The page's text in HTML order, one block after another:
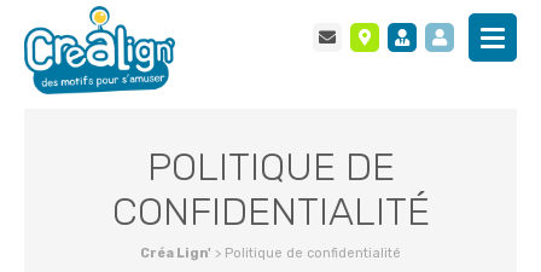
POLITIQUE DE
CONFIDENTIALITÉ
Créa Lign' > Politique de confidentialité